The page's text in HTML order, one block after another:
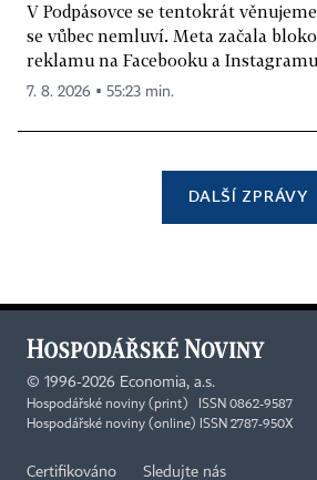
V Podpásovce se tentokrát
se vůbec nemluví. Meta začala
reklamu na Facebooku a
7. 8. 2026 ▪ 55:23 min.
DALŠÍ ZPRÁVY
© 1996-2026 Economia, a.s.
Hospodářské noviny (print) ISSN 0862-9587
Hospodářské noviny (online) ISSN 2787-950X
Certifikováno Sledujte nás